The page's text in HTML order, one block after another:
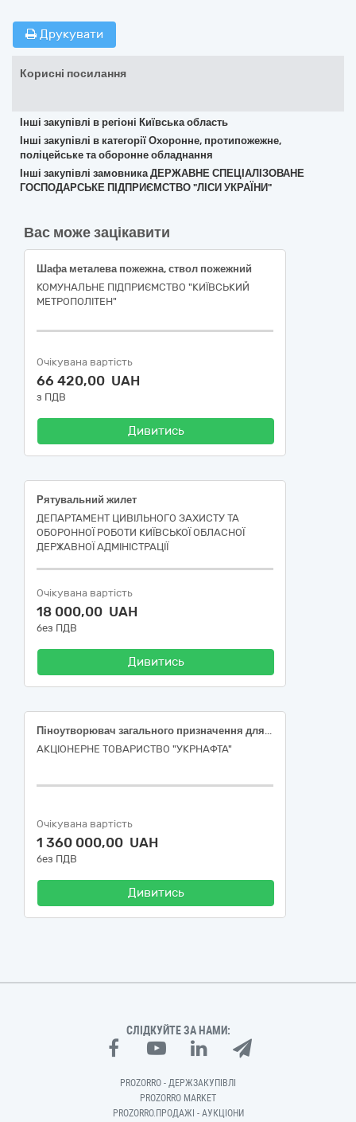
Друкувати
Корисні посилання
Інші закупівлі в регіоні Київська область
Інші закупівлі в категорії Охоронне, протипожежне,
поліцейське та оборонне обладнання
Інші закупівлі замовника ДЕРЖАВНЕ СПЕЦІАЛІЗОВАНЕ
ГОСПОДАРСЬКЕ ПІДПРИЄМСТВО "ЛІСИ УКРАЇНИ"
Вас може зацікавити
Шафа металева пожежна, ствол пожежний
КОМУНАЛЬНЕ ПІДПРИЄМСТВО "КИЇВСЬКИЙ
МЕТРОПОЛІТЕН"
Очікувана вартість
66 420,00 UAH
з ПДВ
Дивитись
Рятувальний жилет
ДЕПАРТАМЕНТ ЦИВІЛЬНОГО ЗАХИСТУ ТА
ОБОРОННОЇ РОБОТИ КИЇВСЬКОЇ ОБЛАСНОЇ
ДЕРЖАВНОЇ АДМІНІСТРАЦІЇ
Очікувана вартість
18 000,00 UAH
без ПДВ
Дивитись
Піноутворювач загального призначення для гасіння пожеж
АКЦІОНЕРНЕ ТОВАРИСТВО "УКPНAФТА"
Очікувана вартість
1 360 000,00 UAH
без ПДВ
Дивитись
СЛІДКУЙТЕ ЗА НАМИ:
PROZORRO - ДЕРЖЗАКУПІВЛІ
PROZORRO MARKET
PROZORRO.ПРОДАЖІ - АУКЦІОНИ